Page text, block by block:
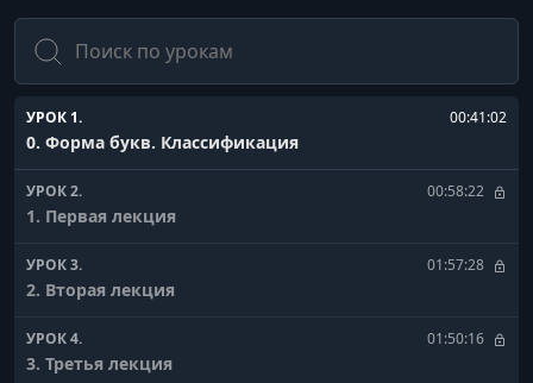
Поиск
УРОК 1. 00:41:02
0. Форма букв. Классификация
УРОК 2. 00:58:22
1. Первая лекция
УРОК 3. 01:57:28
2. Вторая лекция
УРОК 4. 01:50:16
3. Третья лекция